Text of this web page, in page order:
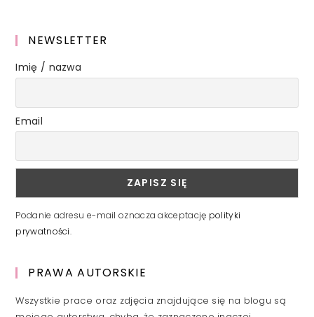
NEWSLETTER
Imię / nazwa
Email
Podanie adresu e-mail oznacza akceptację polityki
prywatności.
PRAWA AUTORSKIE
Wszystkie prace oraz zdjęcia znajdujące się na blogu są